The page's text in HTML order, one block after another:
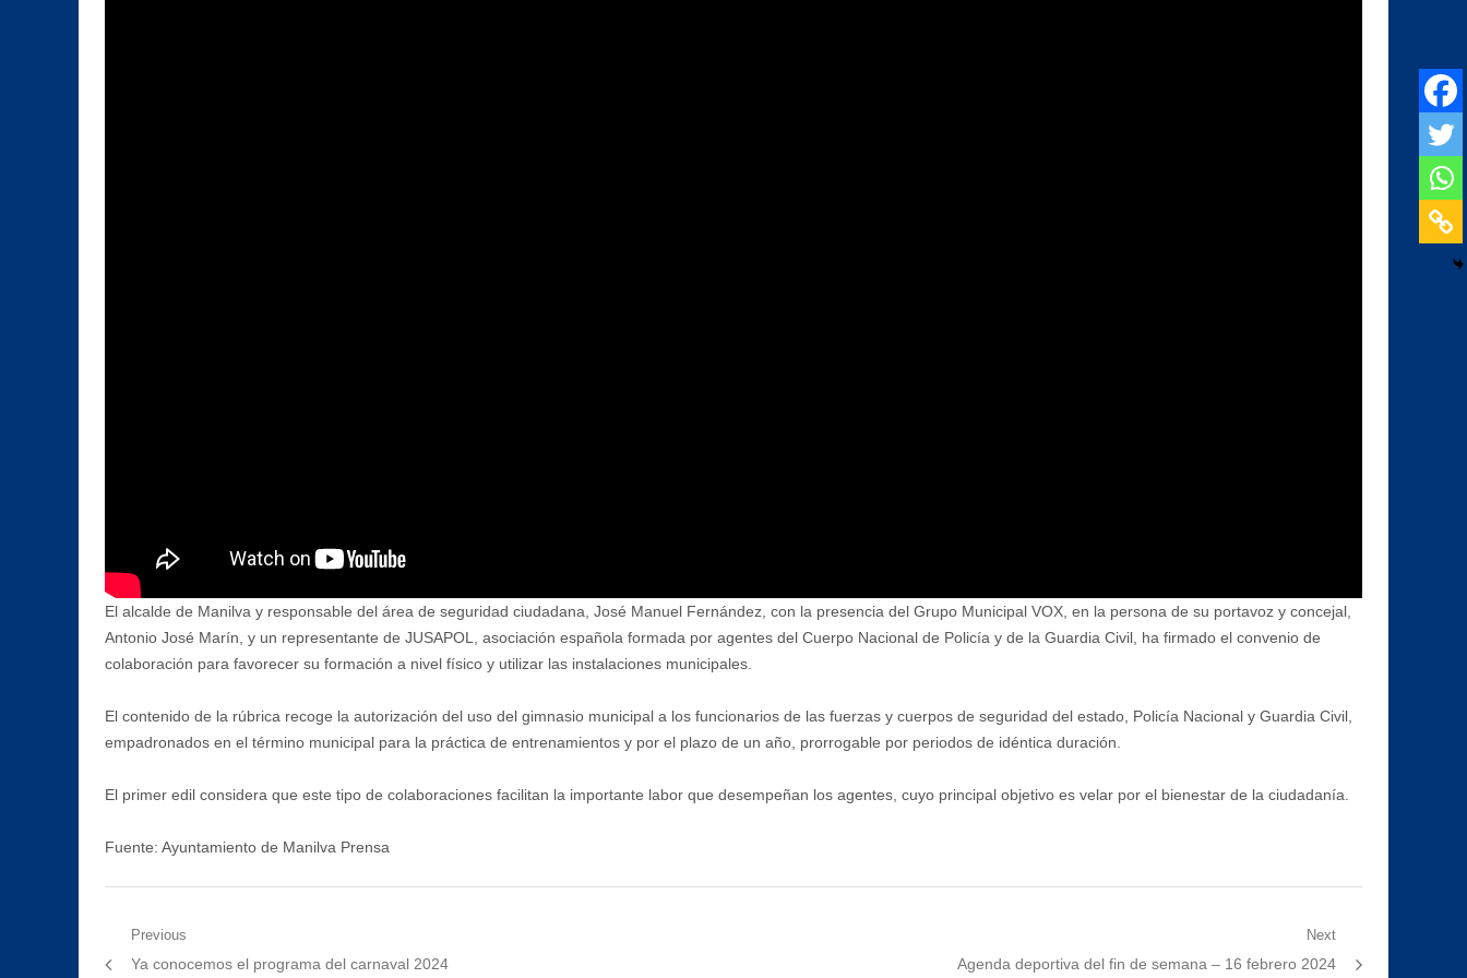
El alcalde de Manilva y responsable del área de seguridad ciudadana, José Manuel Fernández, con la presencia del Grupo Municipal VOX, en la persona de su portavoz y concejal,
Antonio José Marín, y un representante de JUSAPOL, asociación española formada por agentes del Cuerpo Nacional de Policía y de la Guardia Civil, ha firmado el convenio de
colaboración para favorecer su formación a nivel físico y utilizar las instalaciones municipales.
El contenido de la rúbrica recoge la autorización del uso del gimnasio municipal a los funcionarios de las fuerzas y cuerpos de seguridad del estado, Policía Nacional y Guardia Civil,
empadronados en el término municipal para la práctica de entrenamientos y por el plazo de un año, prorrogable por periodos de idéntica duración.
El primer edil considera que este tipo de colaboraciones facilitan la importante labor que desempeñan los agentes, cuyo principal objetivo es velar por el bienestar de la ciudadanía.
Fuente: Ayuntamiento de Manilva Prensa
Navegación
Previous
Previous
Ya conocemos el programa del carnaval 2024
Next
Next
Agenda deportiva del fin de semana – 16 febrero 2024